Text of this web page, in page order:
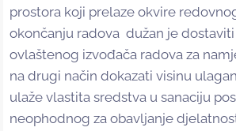
prostora koji prelaze okvire
okončanju radova dužan je
ovlaštenog izvođača radova za
na drugi način dokazati visinu
ulaže vlastita sredstva u sanaciju
neophodnog za obavljanje